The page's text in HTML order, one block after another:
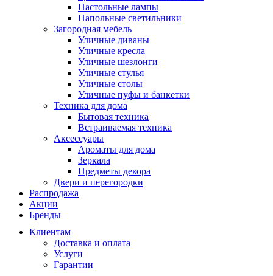
Настольные лампы
Напольные светильники
Загородная мебель
Уличные диваны
Уличные кресла
Уличные шезлонги
Уличные стулья
Уличные столы
Уличные пуфы и банкетки
Техника для дома
Бытовая техника
Встраиваемая техника
Аксессуары
Ароматы для дома
Зеркала
Предметы декора
Двери и перегородки
Распродажа
Акции
Бренды
Клиентам
Доставка и оплата
Услуги
Гарантии